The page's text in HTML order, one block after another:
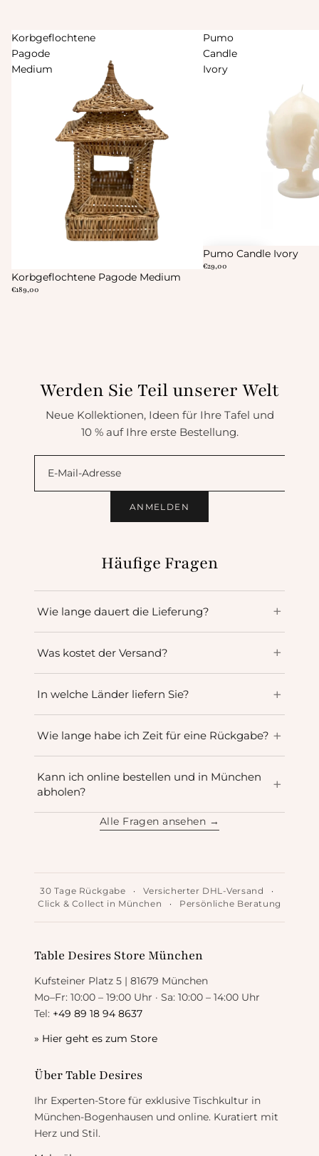
Korbgeflochtene
Pagode
Medium
SOLD OUT
Korbgeflochtene Pagode Medium
€189,00
Pumo
Candle
Ivory
Pumo Candle Ivory
€29,00
Werden Sie Teil unserer Welt
Neue Kollektionen, Ideen für Ihre Tafel und
10 % auf Ihre erste Bestellung.
ANMELDEN
Häufige Fragen
Wie lange dauert die Lieferung?
Was kostet der Versand?
In welche Länder liefern Sie?
Wie lange habe ich Zeit für eine Rückgabe?
Kann ich online bestellen und in München
abholen?
Alle Fragen ansehen →
30 Tage Rückgabe · Versicherter DHL-Versand
·
Click & Collect in München
· Persönliche Beratung
Table Desires Store München
Kufsteiner Platz 5 | 81679 München
Mo–Fr: 10:00 – 19:00 Uhr · Sa: 10:00 – 14:00 Uhr
Tel: +49 89 18 94 8637
» Hier geht es zum Store
Über Table Desires
Ihr Experten-Store für exklusive Tischkultur in
München-Bogenhausen und online. Kuratiert mit
Herz und Stil.